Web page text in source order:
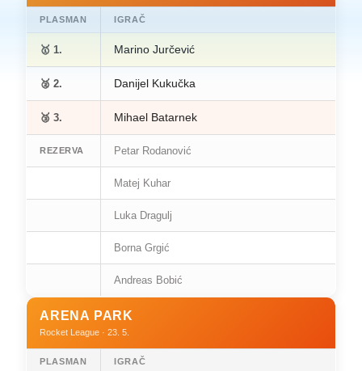
PLASMAN IGRAČ
🥇 1. Marino Jurčević
🥈 2. Danijel Kukučka
🥉 3. Mihael Batarnek
REZERVA Petar Rodanović
Matej Kuhar
Luka Dragulj
Borna Grgić
Andreas Bobić
ARENA PARK
Rocket League · 23. 5.
PLASMAN IGRAČ